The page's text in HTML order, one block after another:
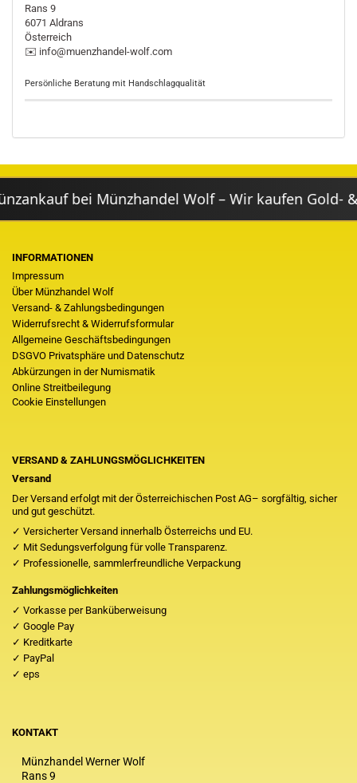
Rans 9
6071 Aldrans
Österreich
✉️ info@muenzhandel-wolf.com
Persönliche Beratung mit Handschlagqualität
bei Münzhandel Wolf – Wir kaufen Gold- &
INFORMATIONEN
Impressum
Über Münzhandel Wolf
Versand- & Zahlungsbedingungen
Widerrufsrecht & Widerrufsformular
Allgemeine Geschäftsbedingungen
DSGVO Privatsphäre und Datenschutz
Abkürzungen in der Numismatik
Online Streitbeilegung
Cookie Einstellungen
VERSAND & ZAHLUNGSMÖGLICHKEITEN
Versand
Der Versand erfolgt mit der Österreichischen Post AG– sorgfältig, sicher
und gut geschützt.
✓ Versicherter Versand innerhalb Österreichs und EU.
✓ Mit Sedungsverfolgung für volle Transparenz.
✓ Professionelle, sammlerfreundliche Verpackung
Zahlungsmöglichkeiten
✓ Vorkasse per Banküberweisung
✓ Google Pay
✓ Kreditkarte
✓ PayPal
✓ eps
KONTAKT
Münzhandel Werner Wolf
Rans 9